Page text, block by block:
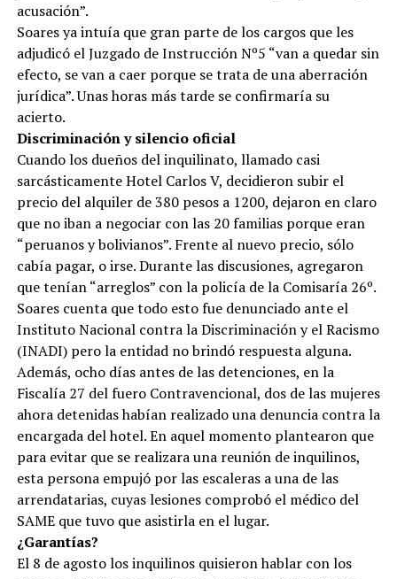
acusación”.
Soares ya intuía que gran parte de los cargos que les
adjudicó el Juzgado de Instrucción Nº5 “van a quedar sin
efecto, se van a caer porque se trata de una aberración
jurídica”. Unas horas más tarde se confirmaría su
acierto.
Discriminación y silencio oficial
Cuando los dueños del inquilinato, llamado casi
sarcásticamente Hotel Carlos V, decidieron subir el
precio del alquiler de 380 pesos a 1200, dejaron en claro
que no iban a negociar con las 20 familias porque eran
“peruanos y bolivianos”. Frente al nuevo precio, sólo
cabía pagar, o irse. Durante las discusiones, agregaron
que tenían “arreglos” con la policía de la Comisaría 26º.
Soares cuenta que todo esto fue denunciado ante el
Instituto Nacional contra la Discriminación y el Racismo
(INADI) pero la entidad no brindó respuesta alguna.
Además, ocho días antes de las detenciones, en la
Fiscalía 27 del fuero Contravencional, dos de las mujeres
ahora detenidas habían realizado una denuncia contra la
encargada del hotel. En aquel momento plantearon que
para evitar que se realizara una reunión de inquilinos,
esta persona empujó por las escaleras a una de las
arrendatarias, cuyas lesiones comprobó el médico del
SAME que tuvo que asistirla en el lugar.
¿Garantías?
El 8 de agosto los inquilinos quisieron hablar con los